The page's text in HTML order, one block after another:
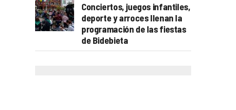
Conciertos, juegos infantiles,
deporte y arroces llenan la
programación de las fiestas
de Bidebieta